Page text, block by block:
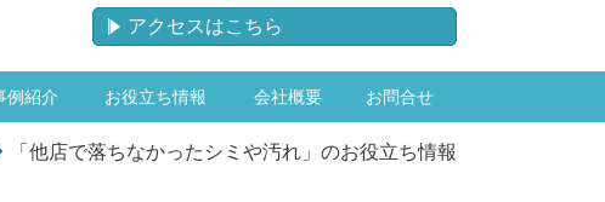
アクセスはこちら
例紹介 お役立ち情報 会社概要 お問合せ
「他店で落ちなかったシミや汚れ」のお役立ち情報